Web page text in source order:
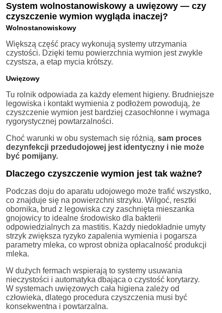
System wolnostanowiskowy a uwięzowy — czy
czyszczenie wymion wygląda inaczej?
Wolnostanowiskowy
Większą część pracy wykonują systemy utrzymania
czystości. Dzięki temu powierzchnia wymion jest zwykle
czystsza, a etap mycia krótszy.
Uwięzowy
Tu rolnik odpowiada za każdy element higieny. Brudniejsze
legowiska i kontakt wymienia z podłożem powodują, że
czyszczenie wymion jest bardziej czasochłonne i wymaga
rygorystycznej powtarzalności.
Choć warunki w obu systemach się różnią, sam proces
dezynfekcji przedudojowej jest identyczny i nie może
być pomijany.
Dlaczego czyszczenie wymion jest tak ważne?
Podczas doju do aparatu udojowego może trafić wszystko,
co znajduje się na powierzchni strzyku. Wilgoć, resztki
obornika, brud z legowiska czy zaschnięta mieszanka
gnojowicy to idealne środowisko dla bakterii
odpowiedzialnych za mastitis. Każdy niedokładnie umyty
strzyk zwiększa ryzyko zapalenia wymienia i pogarsza
parametry mleka, co wprost obniża opłacalność produkcji
mleka.
W dużych fermach wspierają to systemy usuwania
nieczystości i automatyka dbająca o czystość korytarzy.
W systemach uwięzowych cała higiena zależy od
człowieka, dlatego procedura czyszczenia musi być
konsekwentna i powtarzalna.